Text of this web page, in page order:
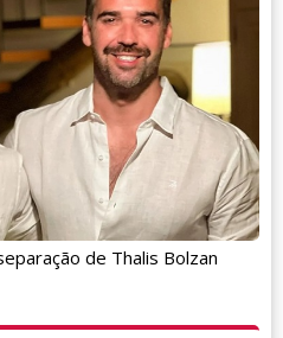
de Thalis Bolzan